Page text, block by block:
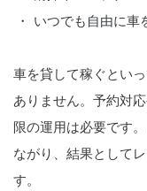
いつでも自由に車
車を貸して稼ぐとい
ありません。予約対
限の運用は必要です
ながり、結果として
す。